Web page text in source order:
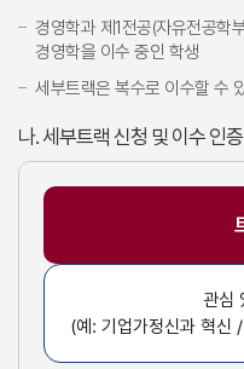
경영학과 제1전공(자유전공학
경영학을 이수 중인 학생
세부트랙은 복수로 이수할 수
나. 세부트랙 신청 및 이수 인
관심
(예: 기업가정신과 혁신